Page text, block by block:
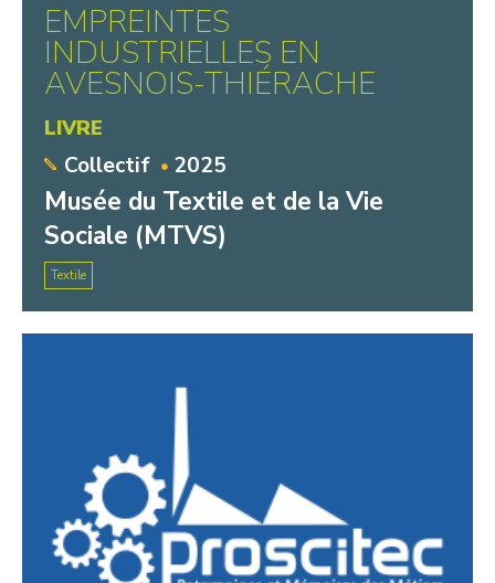
EMPREINTES
INDUSTRIELLES EN
AVESNOIS-THIÉRACHE
LIVRE
Collectif 2025
Musée du Textile et de la Vie
Sociale (MTVS)
Textile